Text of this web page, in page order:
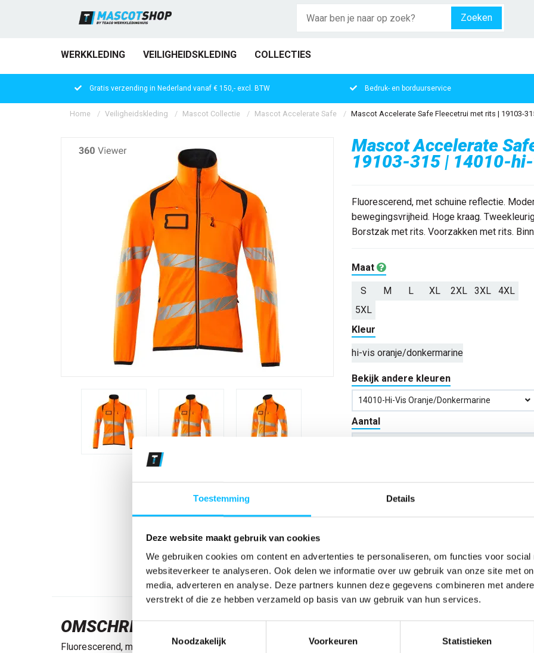
Toestemming Details
Deze website maakt gebruik van cookies
We gebruiken cookies om content en advertenties te personaliseren, om functies voor social
websiteverkeer te analyseren. Ook delen we informatie over uw gebruik van onze site met
media, adverteren en analyse. Deze partners kunnen deze gegevens combineren met
verstrekt of die ze hebben verzameld op basis van uw gebruik van hun services.
Noodzakelijk
Voorkeuren Statistieken
Zoeken
WERKKLEDING VEILIGHEIDSKLEDING COLLECTIES
Gratis verzending in Nederland vanaf € 150,- excl. BTW Bedruk- en borduurservice
Home Veiligheidskleding Mascot Collectie Mascot Accelerate Safe Mascot Accelerate Safe Fleecetrui met rits | 19103-
Mascot Accelerate
19103-315 | 14010-
Fluorescerend, met schuine reflectie.
bewegingsvrijheid. Hoge kraag.
Borstzak met rits. Voorzakken met rits.
Maat
S M L XL 2XL 3XL
4XL
5XL
Kleur
hi-vis oranje/donkermarine
Bekijk andere kleuren
14010-Hi-Vis Oranje/donkermarine
Aantal
Niet zeker wat jou maat is?Bekijk
OMSCHRIJVING
Fluorescerend, met schuine reflectie. Moderne, meer
SPECIFICATIES
Artikelnummer
-